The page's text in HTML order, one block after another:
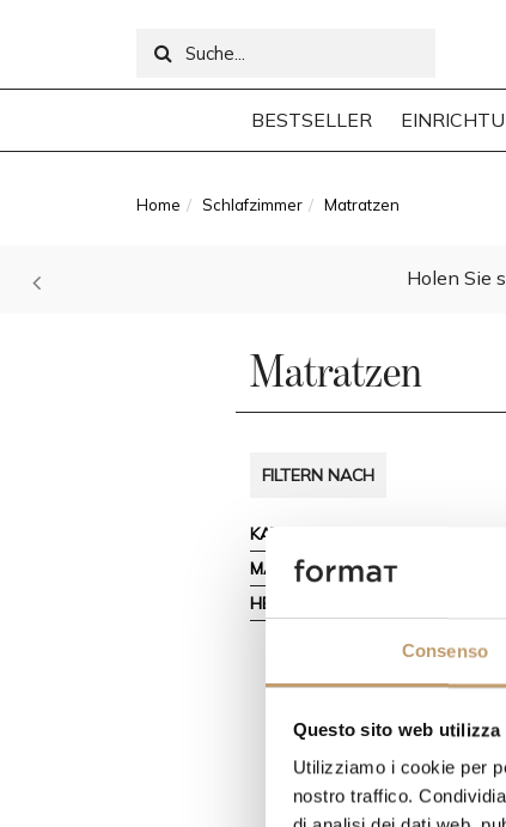
Consenso
Questo sito web utilizza
Utilizziamo i cookie per
nostro traffico.
BESTSELLER
Home Schlafzimmer Matratzen
Holen Sie
Matratzen
FILTERN NACH
KATEGORIEN
MASSNAHMEN
HERSTELLER